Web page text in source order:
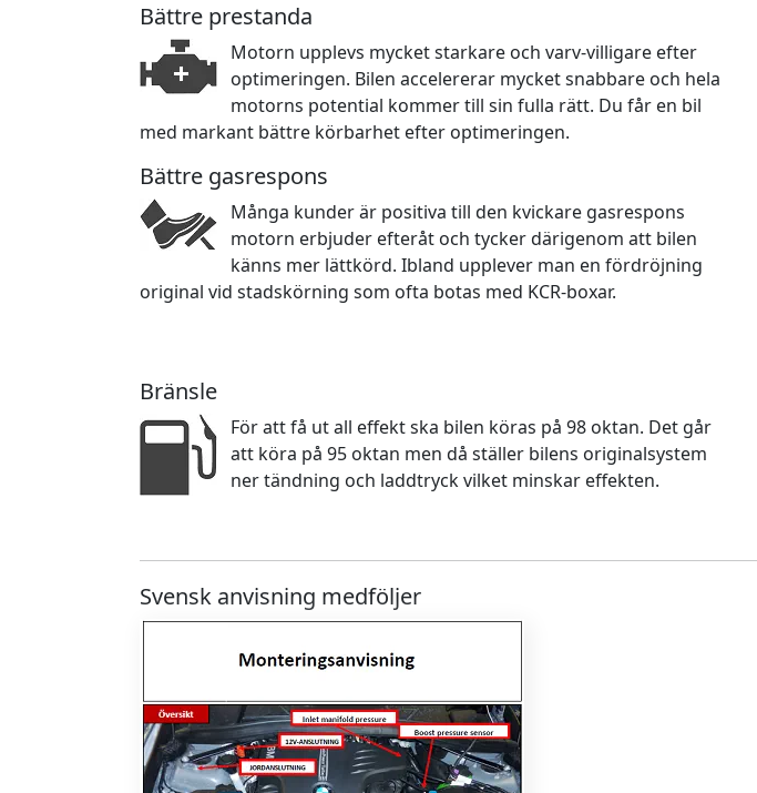
Bättre prestanda
Motorn upplevs mycket starkare och varv-villigare efter
optimeringen. Bilen accelererar mycket snabbare och hela
motorns potential kommer till sin fulla rätt. Du får en bil
med markant bättre körbarhet efter optimeringen.
Bättre gasrespons
Många kunder är positiva till den kvickare gasrespons
motorn erbjuder efteråt och tycker därigenom att bilen
känns mer lättkörd. Ibland upplever man en fördröjning
original vid stadskörning som ofta botas med KCR-boxar.
Bränsle
För att få ut all effekt ska bilen köras på 98 oktan. Det går
att köra på 95 oktan men då ställer bilens originalsystem
ner tändning och laddtryck vilket minskar effekten.
Svensk anvisning medföljer